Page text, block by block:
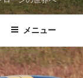
メニュー